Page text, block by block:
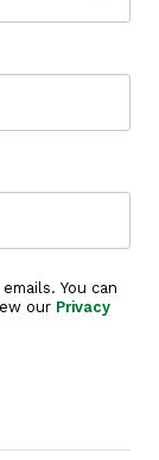
You can
our Privacy